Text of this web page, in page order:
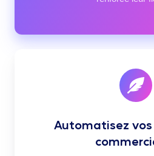
Automatisez